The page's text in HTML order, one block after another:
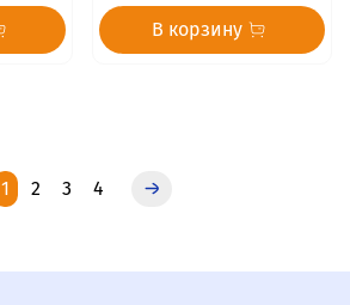
В корзину
1 2 3 4